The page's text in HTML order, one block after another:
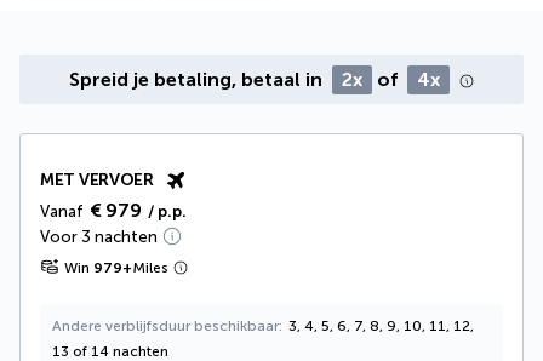
Spreid je betaling, betaal in 2x of 4x
MET VERVOER
Vanaf € 979 / p.p.
Voor 3 nachten
Win 979+Miles
Andere verblijfsduur beschikbaar 3, 4, 5, 6, 7, 8, 9, 10, 11, 12,
13 of 14 nachten